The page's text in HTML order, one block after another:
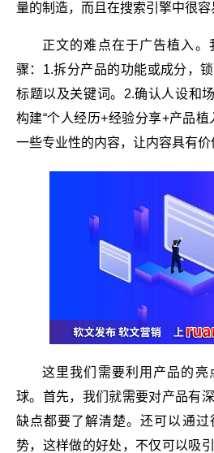
量的制造，而且在搜索引擎中很容
正文的难点在于广告植入。
骤：1.拆分产品的功能或成分，
标题以及关键词。2.确认人设和
构建“个人经历+经验分享+产品
一些专业性的内容，让内容具有价
这里我们需要利用产品的亮
球。首先，我们就需要对产品有
缺点都要了解清楚。还可以通
势，这样做的好处，不仅可以吸